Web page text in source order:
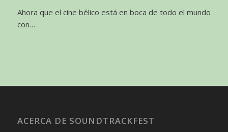
Ahora que el cine bélico está en boca de todo el mundo
con…
ACERCA DE SOUNDTRACKFEST